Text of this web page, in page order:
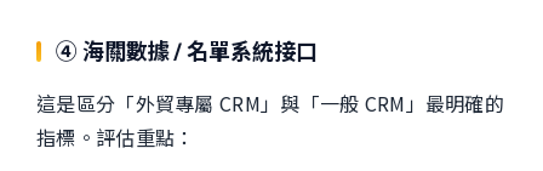
④ 海關數據 / 名單系統接口
這是區分「外貿專屬 CRM」與「一般 CRM」最明確的
指標。評估重點：